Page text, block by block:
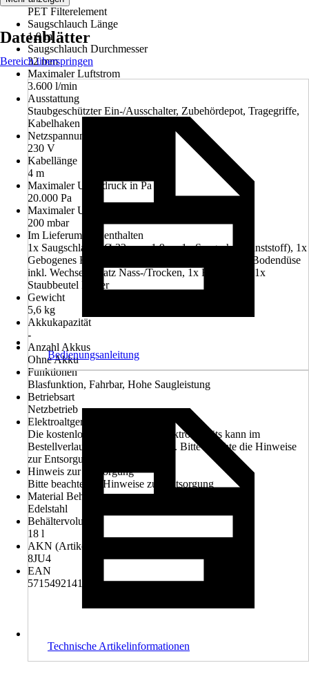
PET Filterelement
Saugschlauch Länge
1,9 m
Saugschlauch Durchmesser
32 mm
Maximaler Luftstrom
3.600 l/min
Ausstattung
Staubgeschützter Ein-/Ausschalter, Zubehördepot, Tragegriffe,
Kabelhaken und Saugschlauchhalter
Netzspannung
230 V
Kabellänge
4 m
Maximaler Unterdruck in Pa
20.000 Pa
Maximaler Unterdruck in mbar
200 mbar
Im Lieferumfang enthalten
1x Saugschlauch Ø 32 mm, 1,9 m, 1x Saugrohr (Kunststoff), 1x
Gebogenes Handrohr mit Saugkraftregulierung, 1x Bodendüse
inkl. Wechseleinsatz Nass-/Trocken, 1x Fügendüse, 1x
Staubbeutel Papier
Gewicht
5,6 kg
Akkukapazität
-
Anzahl Akkus
Ohne Akku
Funktionen
Blasfunktion, Fahrbar, Hohe Saugleistung
Betriebsart
Netzbetrieb
Elektroaltgerät-Rücknahme
Die kostenlose Rückgabe des Elektro-Geräts kann im
Bestellverlauf ausgewählt werden. Bitte beachte die Hinweise
zur Entsorgung.
Hinweis zur Entsorgung
Bitte beachte die Hinweise zur Entsorgung
Material Behälter
Edelstahl
Behältervolumen
18 l
AKN (Artikelkurznummer)
8JU4
EAN
5715492141388
Datenblätter
Bereich überspringen
Bedienungsanleitung
Technische Artikelinformationen